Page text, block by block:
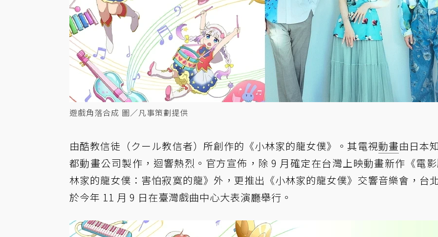
遊戲角落合成 圖／凡事策劃提供
由酷教信徒（クール教信者）所創作的《小林家的龍女僕》。其電視動畫由日本
都動畫公司製作，迴響熱烈。官方宣佈，除 9 月確定在台灣上映動畫新作《電
林家的龍女僕：害怕寂寞的龍》外，更推出《小林家的龍女僕》交響音樂會，台
於今年 11 月 9 日在臺灣戲曲中心大表演廳舉行。